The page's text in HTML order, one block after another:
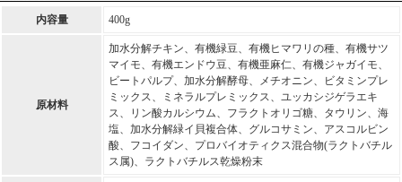
内容量 400g
原材料
加水分解チキン、有機緑豆、有機ヒマワリの種、有機サツ
マイモ、有機エンドウ豆、有機亜麻仁、有機ジャガイモ、
ビートパルプ、加水分解酵母、メチオニン、ビタミンプレ
ミックス、ミネラルプレミックス、ユッカシジゲラエキ
ス、リン酸カルシウム、フラクトオリゴ糖、タウリン、海
塩、加水分解緑イ貝複合体、グルコサミン、アスコルビン
酸、フコイダン、プロバイオティクス混合物(ラクトバチル
ス属)、ラクトバチルス乾燥粉末